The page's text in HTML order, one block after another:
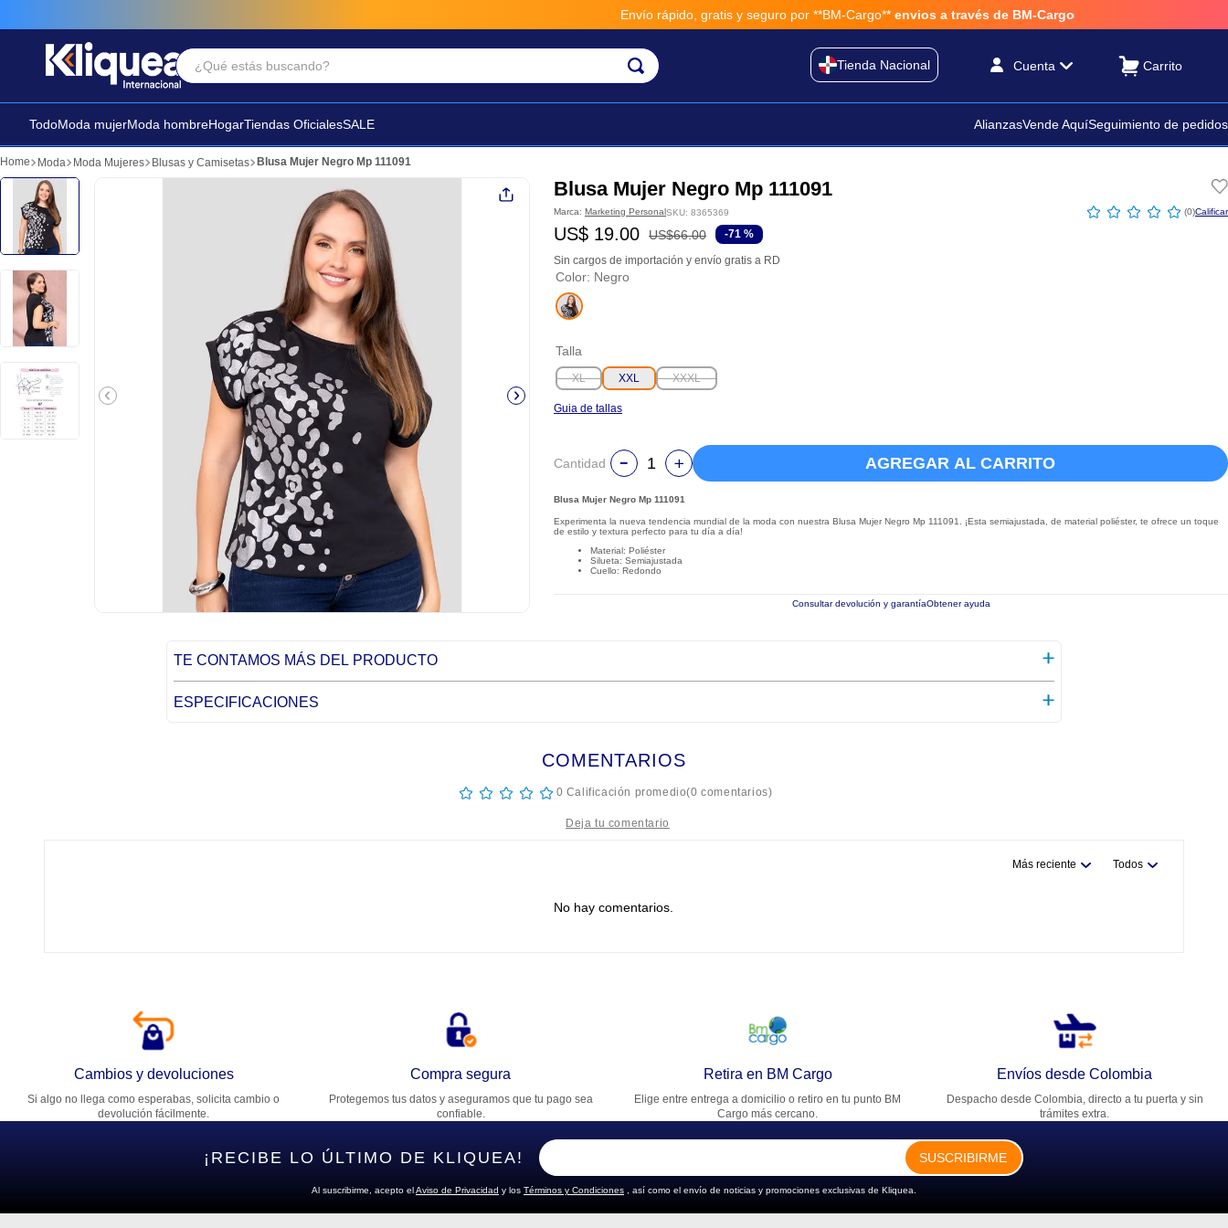
Envío rápido, gratis y seguro por **BM-Cargo** envios a través de BM-Cargo
¿Qué estás buscando?
Tienda Nacional Cuenta
TodoModa mujerModa hombreHogarTiendas OficialesSALE AlianzasVende AquíSeguimiento de pedidos
Moda Moda Mujeres Blusas y Camisetas Blusa Mujer Negro Mp 111091
Blusa Mujer Negro Mp 111091
Marca: Marketing PersonalSKU: 8365369 ☆ ☆ ☆ ☆ ☆ (0)
US$ 19.00 US$66.00 -71 %
Sin cargos de importación y envío gratis a RD
Color: Negro
Talla
XL XXL XXXL
Guia de tallas
Cantidad AGREGAR AL CARRITO
Blusa Mujer Negro Mp 111091
Experimenta la nueva tendencia mundial de la moda con nuestra Blusa Mujer Negro Mp 111091. ¡Esta semiajustada, de material poliéster, te ofrece un toque
de estilo y textura perfecto para tu día a día!
Material: Poliéster
Silueta: Semiajustada
Cuello: Redondo
Consultar devolución y garantíaObtener ayuda
TE CONTAMOS MÁS DEL PRODUCTO
ESPECIFICACIONES
COMENTARIOS
☆ ☆ ☆ ☆ ☆ 0 Calificación promedio(0 comentarios)
Dirección de email
Escribe un comentario
Más reciente Todos
No hay comentarios.
Cambios y devoluciones
Si algo no llega como esperabas, solicita cambio o
devolución fácilmente.
Compra segura
Protegemos tus datos y aseguramos que tu pago sea
confiable.
Retira en BM Cargo
Elige entre entrega a domicilio o retiro en tu punto BM
Cargo más cercano.
Envíos desde Colombia
Despacho desde Colombia, directo a tu puerta y sin
trámites extra.
¡RECIBE LO ÚLTIMO DE KLIQUEA! SUSCRIBIRME
Al suscribirme, acepto elAviso de Privacidad y los Términos y Condiciones , así como el envío de noticias y promociones exclusivas de Kliquea.
Términos Más Buscados
2. sandalia
3. futbol